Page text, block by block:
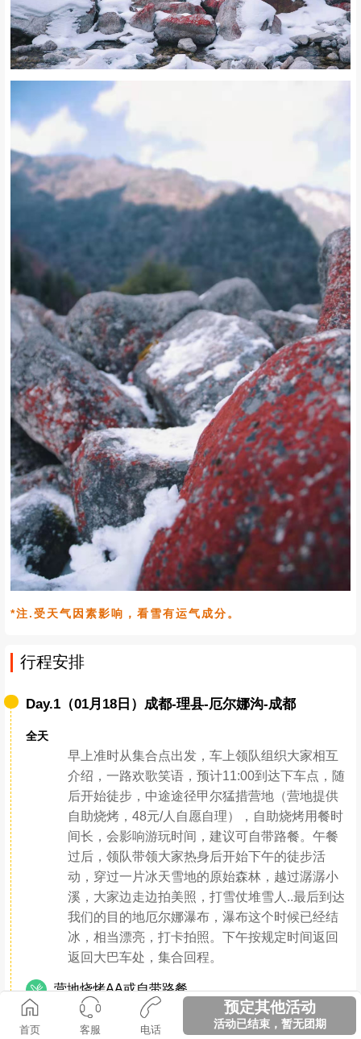
*注.受天气因素影响，看雪有运气成分。
行程安排
Day.1（01月18日）成都-理县-厄尔娜沟-成都
全天
早上准时从集合点出发，车上领队组织大家相互
介绍，一路欢歌笑语，预计11:00到达下车点，随
后开始徒步，中途途径甲尔猛措营地（营地提供
自助烧烤，48元/人自愿自理），自助烧烤用餐时
间长，会影响游玩时间，建议可自带路餐。午餐
过后，领队带领大家热身后开始下午的徒步活
动，穿过一片冰天雪地的原始森林，越过潺潺小
溪，大家边走边拍美照，打雪仗堆雪人..最后到达
我们的目的地厄尔娜瀑布，瀑布这个时候已经结
冰，相当漂亮，打卡拍照。下午按规定时间返回
返回大巴车处，集合回程。
营地烧烤AA或自带路餐
180公里，3.5小时
首页 客服 电话
预定其他活动
活动已结束，暂无团期